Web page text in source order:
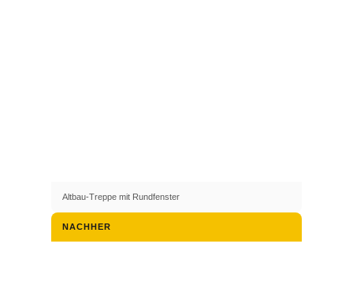
Altbau-Treppe mit Rundfenster
NACHHER